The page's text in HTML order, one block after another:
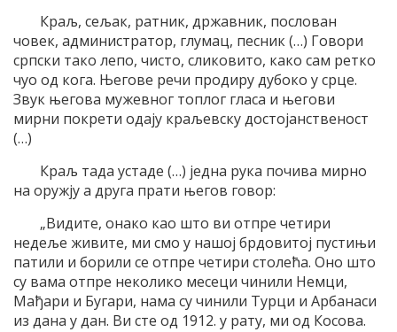
Краљ, сељак, ратник, државник, послован
човек, администратор, глумац, песник (…) Говори
српски тако лепо, чисто, сликовито, како сам ретко
чуо од кога. Његове речи продиру дубоко у срце.
Звук његова мужевног топлог гласа и његови
мирни покрети одају краљевску достојанственост
(…)
Краљ тада устаде (…) једна рука почива мирно
на оружју а друга прати његов говор:
„Видите, онако као што ви отпре четири
недеље живите, ми смо у нашој брдовитој пустињи
патили и борили се отпре четири столећа. Оно што
су вама отпре неколико месеци чинили Немци,
Мађари и Бугари, нама су чинили Турци и Арбанаси
из дана у дан. Ви сте од 1912. у рату, ми од Косова.